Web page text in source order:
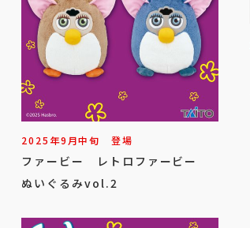
2025年9月中旬 登場
ファービー レトロファービー
ぬいぐるみvol.2